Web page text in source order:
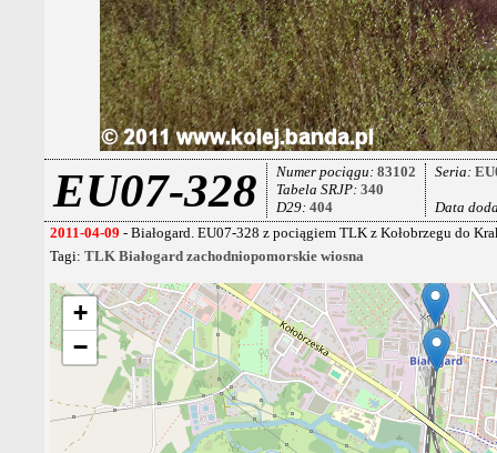
EU07-328 Numer pociągu: 83102
Tabela SRJP: 340
D29: 404
Seria:
Data
2011-04-09 - Białogard. EU07-328 z pociągiem TLK z Kołobrzegu do
Tagi: TLK Białogard zachodniopomorskie wiosna
+
−